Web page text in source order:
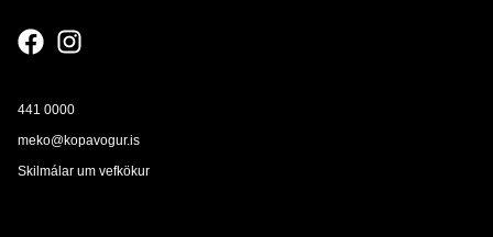
441 0000
meko@kopavogur.is
Skilmálar um vefkökur